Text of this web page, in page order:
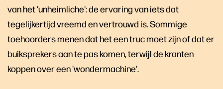
van het 'unheimliche': de ervaring van iets dat
tegelijkertijd vreemd en vertrouwd is. Sommige
toehoorders menen dat het een truc moet zijn of dat er
buiksprekers aan te pas komen, terwijl de kranten
koppen over een 'wondermachine'.